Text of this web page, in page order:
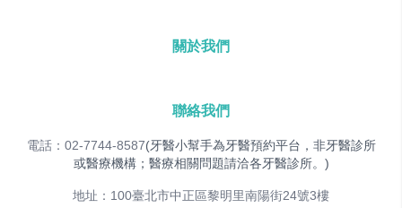
關於我們
聯絡我們
電話：02-7744-8587(牙醫小幫手為牙醫預約平台，非牙醫診所
或醫療機構；醫療相關問題請洽各牙醫診所。)
地址：100臺北市中正區黎明里南陽街24號3樓